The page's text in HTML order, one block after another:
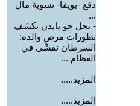
دفع -يويفا- تسوية مال
...
- نجل جو بايدن يكشف
تطورات مرض والده:
السرطان تفشّى في
العظام ...
المزيد.....
المزيد.....